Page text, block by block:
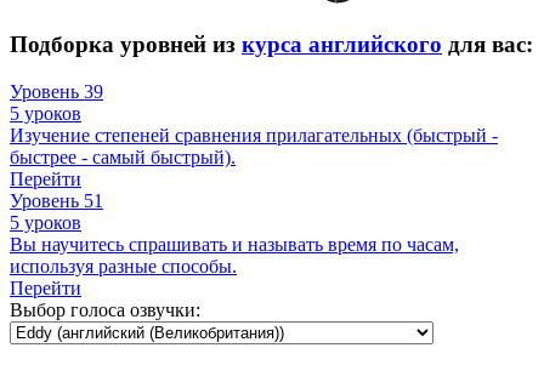
Подборка уровней из курса английского для вас:
Уровень 39
5 уроков
Изучение степеней сравнения прилагательных (быстрый -
быстрее - самый быстрый).
Перейти
Уровень 51
5 уроков
Вы научитесь спрашивать и называть время по часам,
используя разные способы.
Перейти
Выбор голоса озвучки: